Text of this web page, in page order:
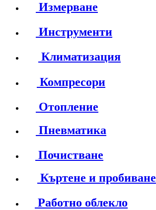
Измерване
Инструменти
Климатизация
Компресори
Отопление
Пневматика
Почистване
Къртене и пробиване
Работно облекло